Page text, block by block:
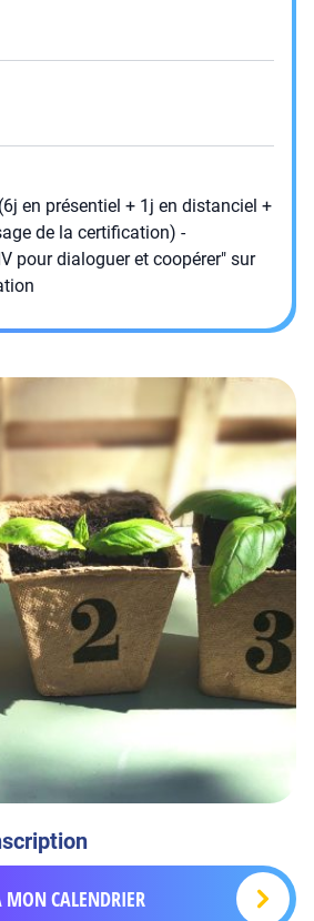
en présentiel + 1j en distanciel +
de la certification) -
pour dialoguer et coopérer" sur
MON CALENDRIER